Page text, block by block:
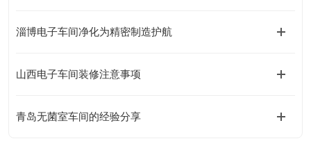
淄博电子车间净化为精密制造护航
山西电子车间装修注意事项
青岛无菌室车间的经验分享